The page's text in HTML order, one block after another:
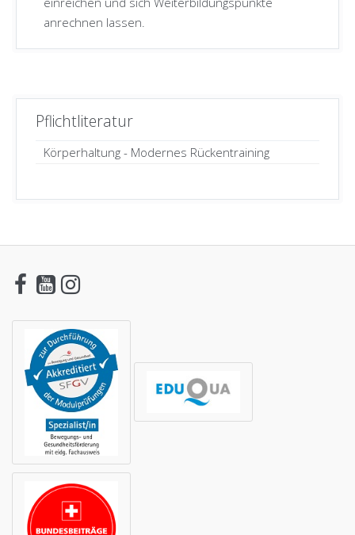
anrechnen lassen.
Pflichtliteratur
Körperhaltung - Modernes Rückentraining